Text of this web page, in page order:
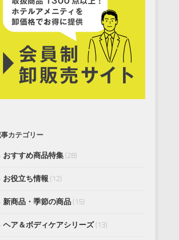
カテゴリー
おすすめ商品特集 (28)
お役立ち情報 (12)
新商品・季節の商品 (15)
ヘア＆ボディケアシリーズ(13)